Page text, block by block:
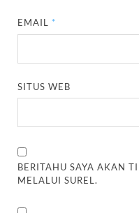
EMAIL *
SITUS WEB
BERITAHU SAYA AKAN
MELALUI SUREL.